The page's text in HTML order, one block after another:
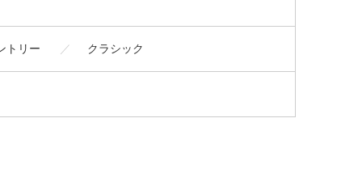
トリー クラシック